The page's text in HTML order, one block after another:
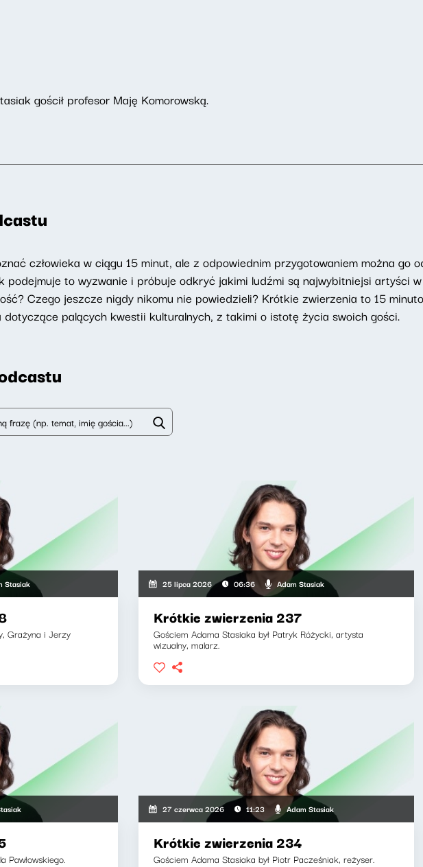
gościł profesor Maję Komorowską.
człowieka w ciągu 15 minut, ale z odpowiednim przygotowaniem można go
podejmuje to wyzwanie i próbuje odkryć jakimi ludźmi są najwybitniejsi artyści
Czego jeszcze nigdy nikomu nie powiedzieli? Krótkie zwierzenia to 15
dotyczące palących kwestii kulturalnych, z takimi o istotę życia swoich gości.
Stasiak
Grażyna i Jerzy
25 lipca 2026 06:36 Adam Stasiak
Krótkie zwierzenia 237
Gościem Adama Stasiaka był Patryk Różycki, artysta
wizualny, malarz.
Pawłowskiego.
27 czerwca 2026 11:23 Adam Stasiak
Krótkie zwierzenia 234
Gościem Adama Stasiaka był Piotr Pacześniak, reżyser.